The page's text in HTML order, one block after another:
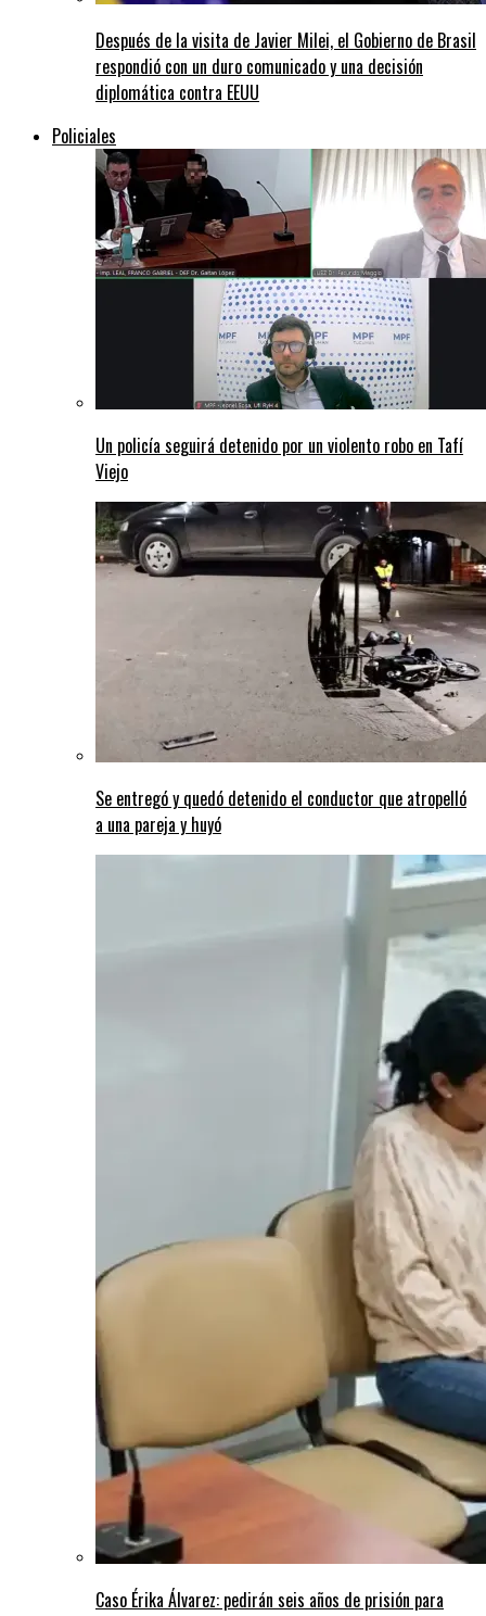
Después de la visita de Javier Milei, el Gobierno de Brasil
respondió con un duro comunicado y una decisión
diplomática contra EEUU
Policiales
Un policía seguirá detenido por un violento robo en Tafí
Viejo
Se entregó y quedó detenido el conductor que atropelló
a una pareja y huyó
Caso Érika Álvarez: pedirán seis años de prisión para